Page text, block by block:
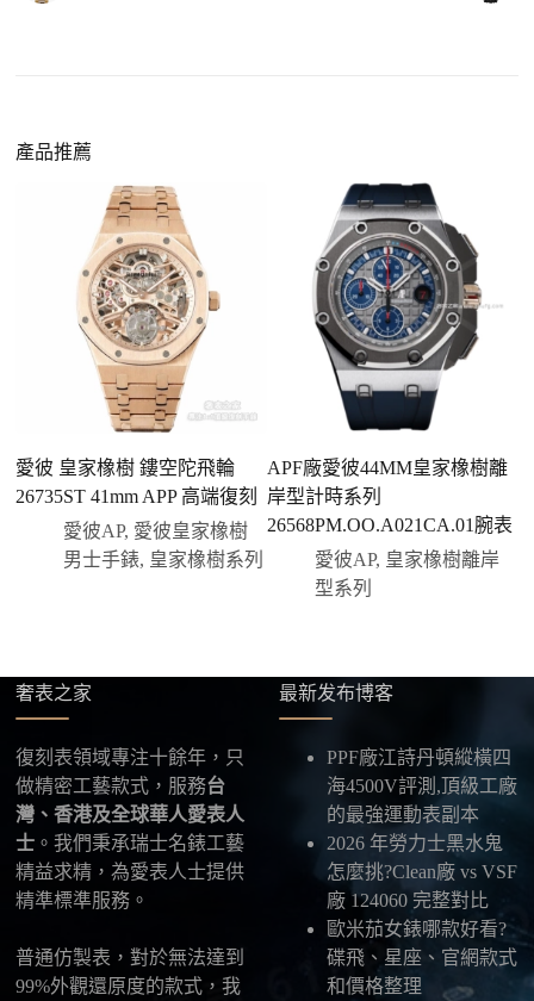
請先透過網站上的聯繫方式與我們取得聯繫，將您感
們會先幫您確認版本與實際價格。
二、確認款式與價格
客服會與您確認品牌、尺寸、顏色、配件等細節，如
有現貨會直接幫您預留；若需要排單，我們也會事先
說明大約出貨時間。
三、安排付款方式
您可以選擇先付少量訂金預留貨品，餘款在出貨
前或收到實拍照片後再支付；也可以一次性全額
付款，我們會在原有價格基礎上盡量幫您爭取更
優惠的方案。部分地區可協助安排較安全的到付
方式，具體以當下說明為準。
四、填寫收件資料與出貨
確認款式與付款後，把收件人姓名、地址及聯絡方式
五、海外寄送說明
本店支援寄送至香港、澳門、台灣、欧美以及其他海
外地區，運費會依照目的地與物流方案另行報價，客
服在出貨前會跟您確認清楚。
最後：喜歡就別拖太久，有些熱門款現貨數量有
限，早一步確認，就能早一點戴上喜歡的腕錶。
合日常通勤與旅行佩戴。
產品推薦
愛彼 皇家橡樹 鏤空陀飛輪
26735ST 41mm APP 高端復刻
愛彼AP, 愛彼皇家橡樹
男士手錶, 皇家橡樹系列
APF廠愛彼44MM皇家橡樹離
岸型計時系列
26568PM.OO.A021CA.01腕表
愛彼AP, 皇家橡樹離岸
型系列
奢表之家
復刻表領域專注十餘年，只
做精密工藝款式，服務台
灣、香港及全球華人愛表人
士 。我們秉承瑞士名錶工藝
精益求精，為愛表人士提供
精準標準服務。
普通仿製表，對於無法達到
99%外觀還原度的款式，我
最新发布博客
PPF廠江詩丹頓縱橫四
海4500V評測,頂級工廠
的最強運動表副本
2026 年勞力士黑水鬼
怎麼挑?Clean廠 vs VSF
廠 124060 完整對比
歐米茄女錶哪款好看?
碟飛、星座、官網款式
和價格整理